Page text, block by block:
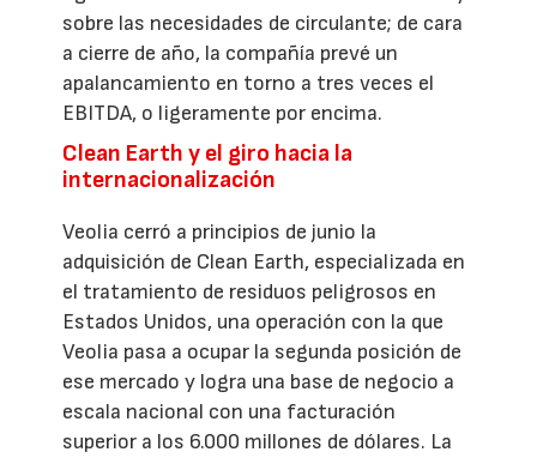
sobre las necesidades de circulante; de cara
a cierre de año, la compañía prevé un
apalancamiento en torno a tres veces el
EBITDA, o ligeramente por encima.
Clean Earth y el giro hacia la
internacionalización
Veolia cerró a principios de junio la
adquisición de Clean Earth, especializada en
el tratamiento de residuos peligrosos en
Estados Unidos, una operación con la que
Veolia pasa a ocupar la segunda posición de
ese mercado y logra una base de negocio a
escala nacional con una facturación
superior a los 6.000 millones de dólares. La